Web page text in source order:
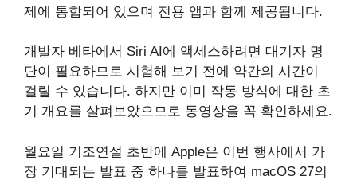
제에 통합되어 있으며 전용 앱과 함께 제공됩니다.
개발자 베타에서 Siri AI에 액세스하려면 대기자 명
단이 필요하므로 시험해 보기 전에 약간의 시간이
걸릴 수 있습니다. 하지만 이미 작동 방식에 대한 초
기 개요를 살펴보았으므로 동영상을 꼭 확인하세요.
월요일 기조연설 초반에 Apple은 이번 행사에서 가
장 기대되는 발표 중 하나를 발표하여 macOS 27의